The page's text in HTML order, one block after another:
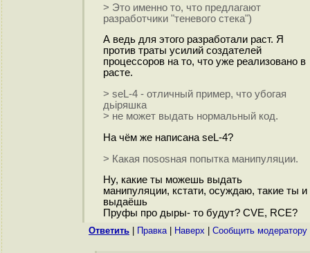
> Это именно то, что предлагают
разработчики "теневого стека")
А ведь для этого разработали раст. Я
против траты усилий создателей
процессоров на то, что уже реализовано в
расте.
> seL-4 - отличный пример, что убогая
дьipяшка
> не может выдать нормальный код.
На чём же написана seL-4?
> Какая поsosная попытка манипуляции.
Ну, какие ты можешь выдать
манипуляции, кстати, осуждаю, такие ты и
выдаёшь
Пруфы про дыры- то будут? CVE, RCE?
Ответить Правка| Наверх Cообщить модератору